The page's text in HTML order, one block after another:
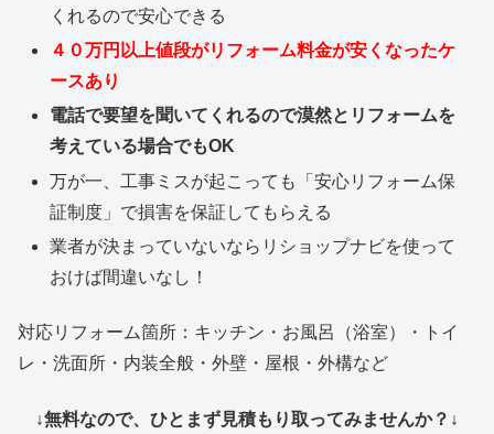
くれるので安心できる
４０万円以上値段がリフォーム料金が安くなったケ
ースあり
電話で要望を聞いてくれるので漠然とリフォームを
考えている場合でもOK
万が一、工事ミスが起こっても「安心リフォーム保
証制度」で損害を保証してもらえる
業者が決まっていないならリショップナビを使って
おけば間違いなし！
対応リフォーム箇所：キッチン・お風呂（浴室）・トイ
レ・洗面所・内装全般・外壁・屋根・外構など
↓無料なので、ひとまず見積もり取ってみませんか？↓